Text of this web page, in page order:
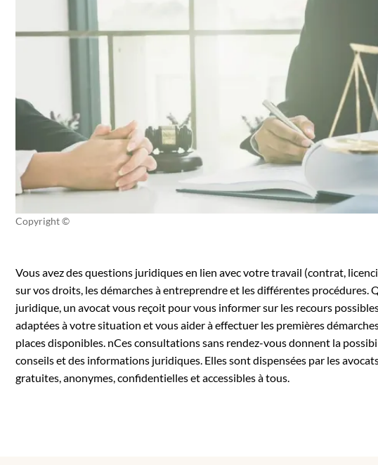
Copyright ©
Vous avez des questions juridiques en lien avec votre travail (contrat,
sur vos droits, les démarches à entreprendre et les différentes procédures.
juridique, un avocat vous reçoit pour vous informer sur les recours
adaptées à votre situation et vous aider à effectuer les premières
places disponibles. nCes consultations sans rendez-vous donnent la
conseils et des informations juridiques. Elles sont dispensées par les
gratuites, anonymes, confidentielles et accessibles à tous.